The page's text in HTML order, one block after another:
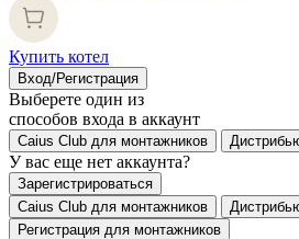
Купить котел
Вход/Регистрация
Выберете один из
способов входа в аккаунт
Caius Club для монтажников
У вас еще нет аккаунта?
Зарегистрироваться
Caius Club для монтажников
Регистрация для монтажников